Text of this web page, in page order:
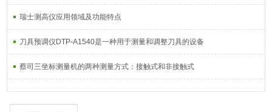
瑞士测高仪应用领域及功能特点
刀具预调仪DTP-A1540是一种用于测量和调整刀具的设备
蔡司三坐标测量机的两种测量方式：接触式和非接触式